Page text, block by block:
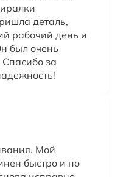
деталь,
рабочий день и
был очень
за
Мой
быстро и по